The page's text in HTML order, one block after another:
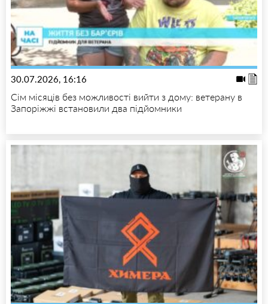
30.07.2026, 16:16
Сім місяців без можливості вийти з дому: ветерану в
Запоріжжі встановили два підйомники